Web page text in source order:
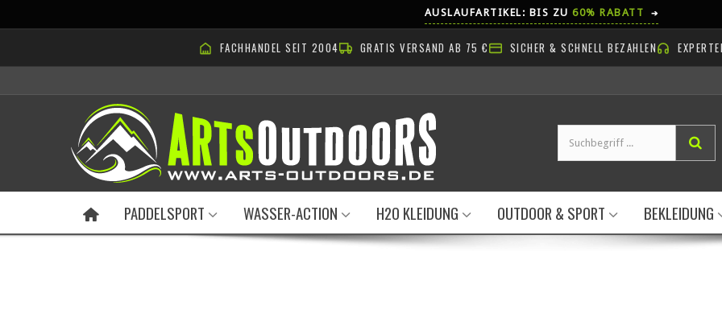
AUSLAUFARTIKEL: BIS ZU60% RABATT ➔
FACHHANDEL SEIT 2004 GRATIS VERSAND AB 75 € SICHER & SCHNELL BEZAHLEN
PADDELSPORT WASSER-ACTION H2O KLEIDUNG OUTDOOR & SPORT BEKLEIDUNG